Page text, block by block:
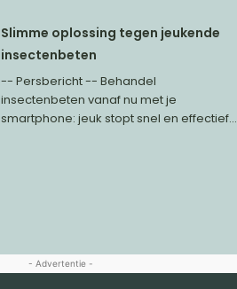
Slimme oplossing tegen jeukende
insectenbeten
-- Persbericht -- Behandel
insectenbeten vanaf nu met je
smartphone: jeuk stopt snel en effectief...
- Advertentie -